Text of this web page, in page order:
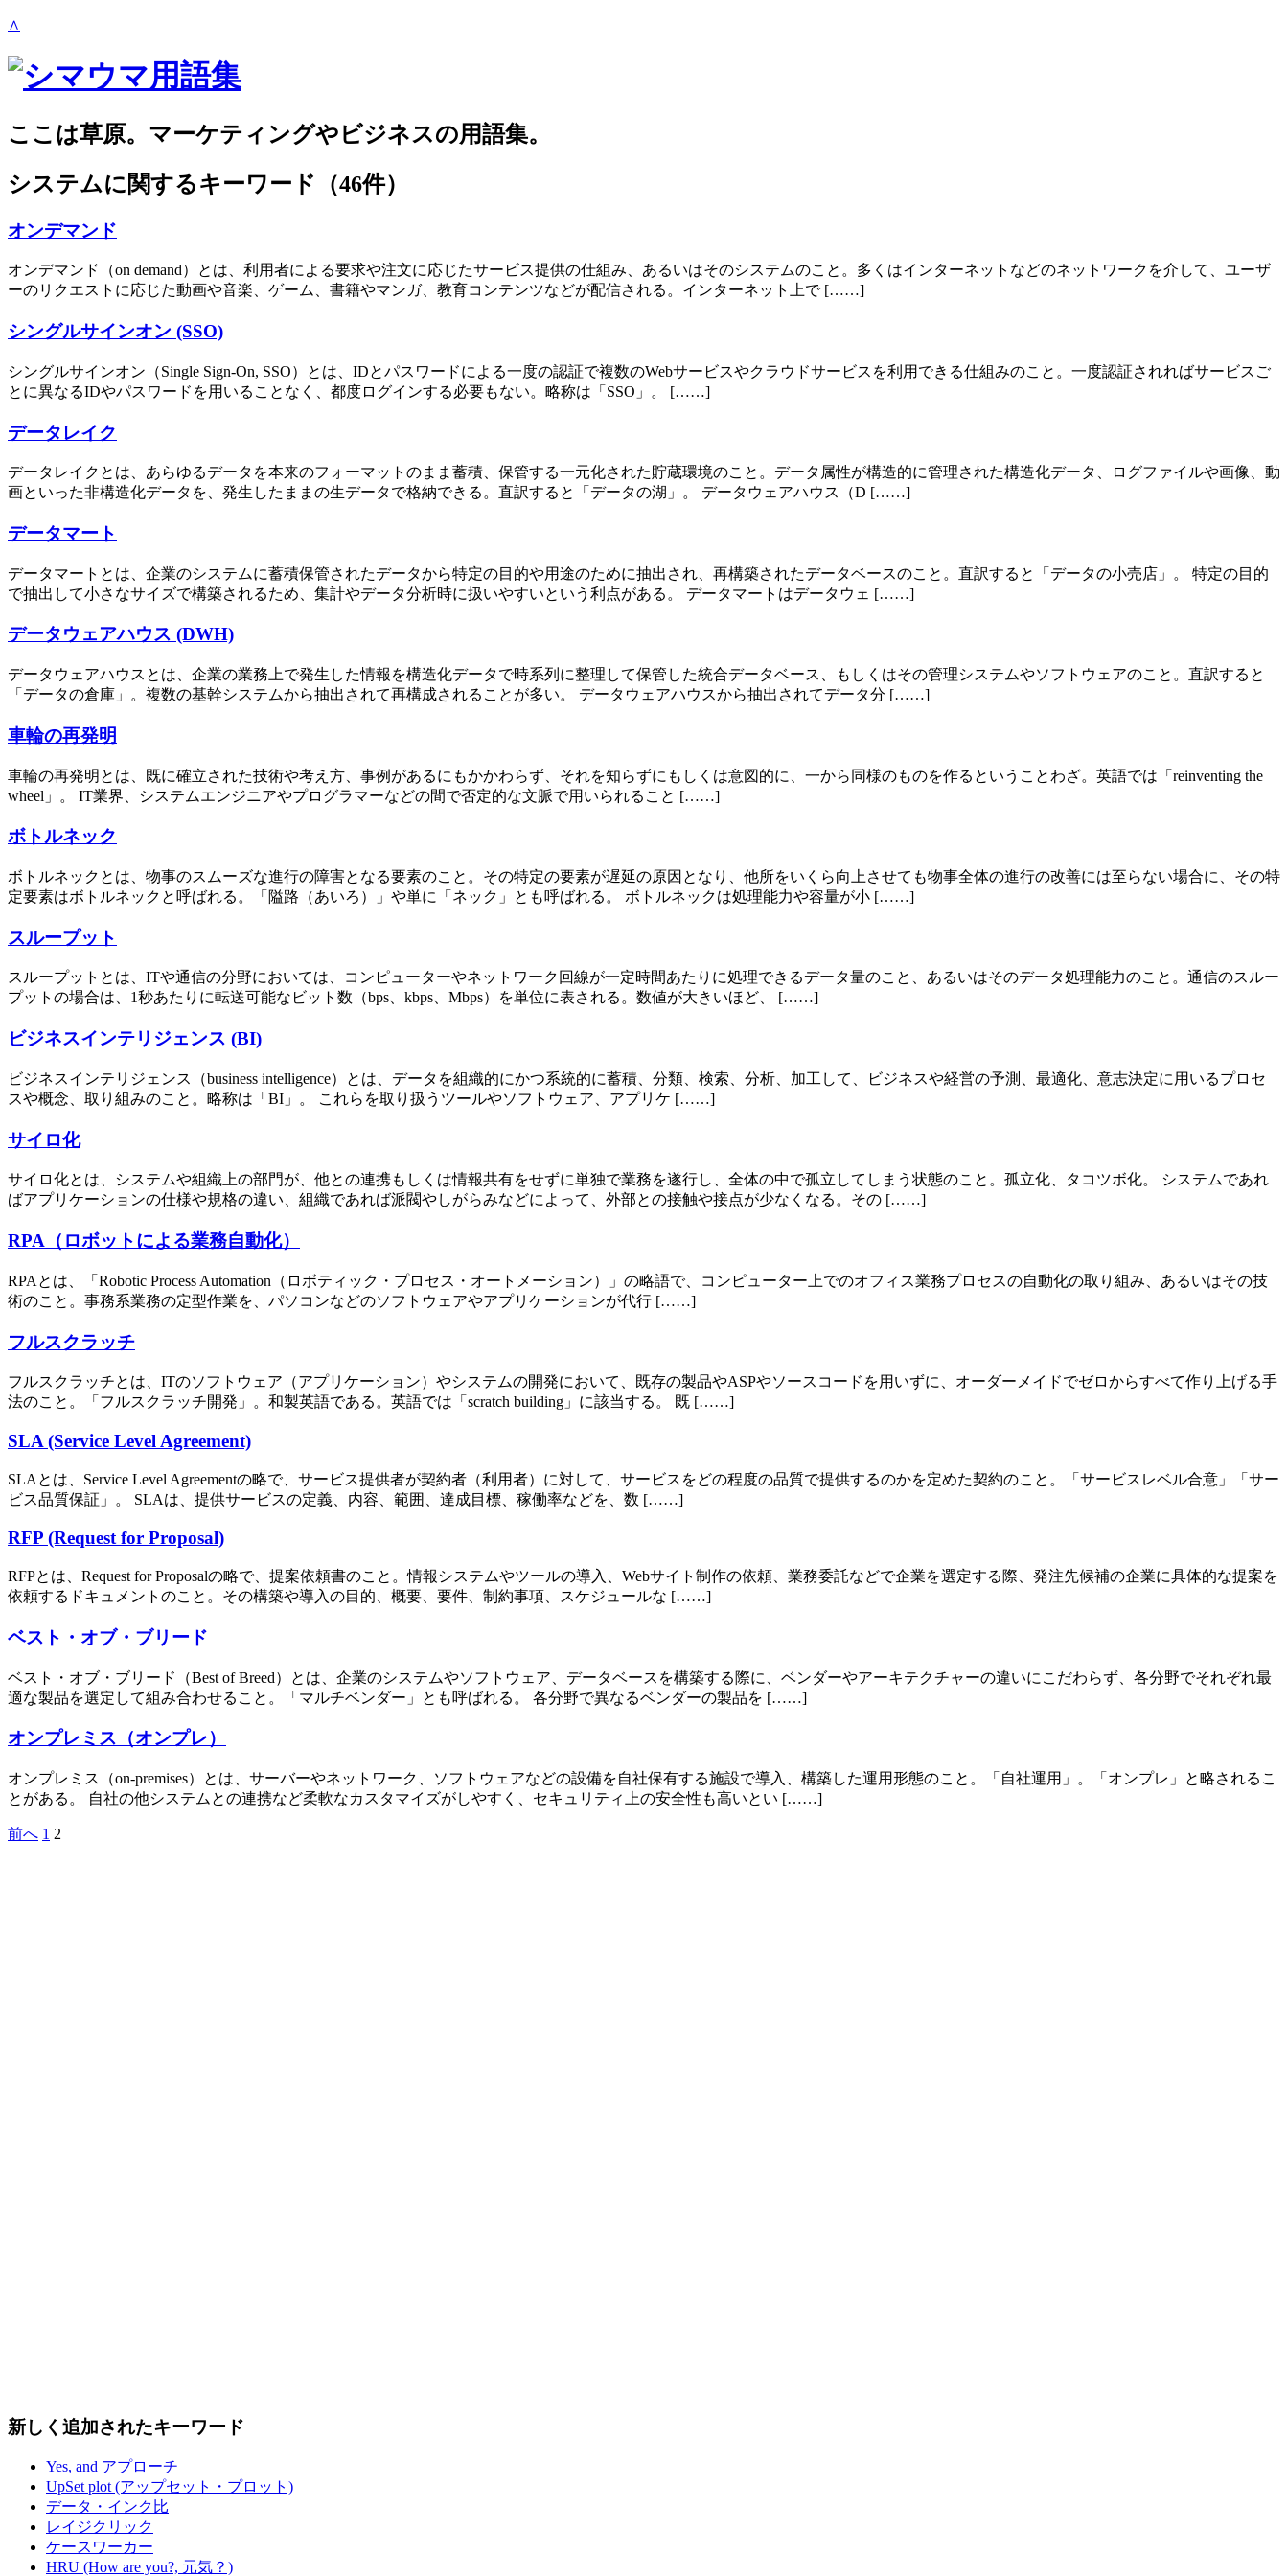
∧
ここは草原。マーケティングやビジネスの用語集。
システムに関するキーワード（46件）
オンデマンド
オンデマンド（on demand）とは、利用者による要求や注文に応じたサービス提供の仕組み、あるいはそのシステムのこと。多くはインターネットなどのネットワークを介して、ユーザ
ーのリクエストに応じた動画や音楽、ゲーム、書籍やマンガ、教育コンテンツなどが配信される。インターネット上で [……]
シングルサインオン (SSO)
シングルサインオン（Single Sign-On, SSO）とは、IDとパスワードによる一度の認証で複数のWebサービスやクラウドサービスを利用できる仕組みのこと。一度認証されればサービスご
とに異なるIDやパスワードを用いることなく、都度ログインする必要もない。略称は「SSO」。 [……]
データレイク
データレイクとは、あらゆるデータを本来のフォーマットのまま蓄積、保管する一元化された貯蔵環境のこと。データ属性が構造的に管理された構造化データ、ログファイルや画像、動
画といった非構造化データを、発生したままの生データで格納できる。直訳すると「データの湖」。 データウェアハウス（D [……]
データマート
データマートとは、企業のシステムに蓄積保管されたデータから特定の目的や用途のために抽出され、再構築されたデータベースのこと。直訳すると「データの小売店」。 特定の目的
で抽出して小さなサイズで構築されるため、集計やデータ分析時に扱いやすいという利点がある。 データマートはデータウェ [……]
データウェアハウス (DWH)
データウェアハウスとは、企業の業務上で発生した情報を構造化データで時系列に整理して保管した統合データベース、もしくはその管理システムやソフトウェアのこと。直訳すると
「データの倉庫」。複数の基幹システムから抽出されて再構成されることが多い。 データウェアハウスから抽出されてデータ分 [……]
車輪の再発明
車輪の再発明とは、既に確立された技術や考え方、事例があるにもかかわらず、それを知らずにもしくは意図的に、一から同様のものを作るということわざ。英語では「reinventing the
wheel」。 IT業界、システムエンジニアやプログラマーなどの間で否定的な文脈で用いられること [……]
ボトルネック
ボトルネックとは、物事のスムーズな進行の障害となる要素のこと。その特定の要素が遅延の原因となり、他所をいくら向上させても物事全体の進行の改善には至らない場合に、その特
定要素はボトルネックと呼ばれる。「隘路（あいろ）」や単に「ネック」とも呼ばれる。 ボトルネックは処理能力や容量が小 [……]
スループット
スループットとは、ITや通信の分野においては、コンピューターやネットワーク回線が一定時間あたりに処理できるデータ量のこと、あるいはそのデータ処理能力のこと。通信のスルー
プットの場合は、1秒あたりに転送可能なビット数（bps、kbps、Mbps）を単位に表される。数値が大きいほど、 [……]
ビジネスインテリジェンス (BI)
ビジネスインテリジェンス（business intelligence）とは、データを組織的にかつ系統的に蓄積、分類、検索、分析、加工して、ビジネスや経営の予測、最適化、意志決定に用いるプロセ
スや概念、取り組みのこと。略称は「BI」。 これらを取り扱うツールやソフトウェア、アプリケ [……]
サイロ化
サイロ化とは、システムや組織上の部門が、他との連携もしくは情報共有をせずに単独で業務を遂行し、全体の中で孤立してしまう状態のこと。孤立化、タコツボ化。 システムであれ
ばアプリケーションの仕様や規格の違い、組織であれば派閥やしがらみなどによって、外部との接触や接点が少なくなる。その [……]
RPA（ロボットによる業務自動化）
RPAとは、「Robotic Process Automation（ロボティック・プロセス・オートメーション）」の略語で、コンピューター上でのオフィス業務プロセスの自動化の取り組み、あるいはその技
術のこと。事務系業務の定型作業を、パソコンなどのソフトウェアやアプリケーションが代行 [……]
フルスクラッチ
フルスクラッチとは、ITのソフトウェア（アプリケーション）やシステムの開発において、既存の製品やASPやソースコードを用いずに、オーダーメイドでゼロからすべて作り上げる手
法のこと。「フルスクラッチ開発」。和製英語である。英語では「scratch building」に該当する。 既 [……]
SLA (Service Level Agreement)
SLAとは、Service Level Agreementの略で、サービス提供者が契約者（利用者）に対して、サービスをどの程度の品質で提供するのかを定めた契約のこと。「サービスレベル合意」「サー
ビス品質保証」。 SLAは、提供サービスの定義、内容、範囲、達成目標、稼働率などを、数 [……]
RFP (Request for Proposal)
RFPとは、Request for Proposalの略で、提案依頼書のこと。情報システムやツールの導入、Webサイト制作の依頼、業務委託などで企業を選定する際、発注先候補の企業に具体的な提案を
依頼するドキュメントのこと。その構築や導入の目的、概要、要件、制約事項、スケジュールな [……]
ベスト・オブ・ブリード
ベスト・オブ・ブリード（Best of Breed）とは、企業のシステムやソフトウェア、データベースを構築する際に、ベンダーやアーキテクチャーの違いにこだわらず、各分野でそれぞれ最
適な製品を選定して組み合わせること。「マルチベンダー」とも呼ばれる。 各分野で異なるベンダーの製品を [……]
オンプレミス（オンプレ）
オンプレミス（on-premises）とは、サーバーやネットワーク、ソフトウェアなどの設備を自社保有する施設で導入、構築した運用形態のこと。「自社運用」。「オンプレ」と略されるこ
とがある。 自社の他システムとの連携など柔軟なカスタマイズがしやすく、セキュリティ上の安全性も高いとい [……]
投
前へ 1 2
新しく追加されたキーワード
Yes, and アプローチ
UpSet plot (アップセット・プロット)
データ・インク比
レイジクリック
ケースワーカー
HRU (How are you?, 元気？)